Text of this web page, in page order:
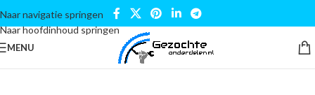
Naar navigatie springen
Naar hoofdinhoud springen
MENU